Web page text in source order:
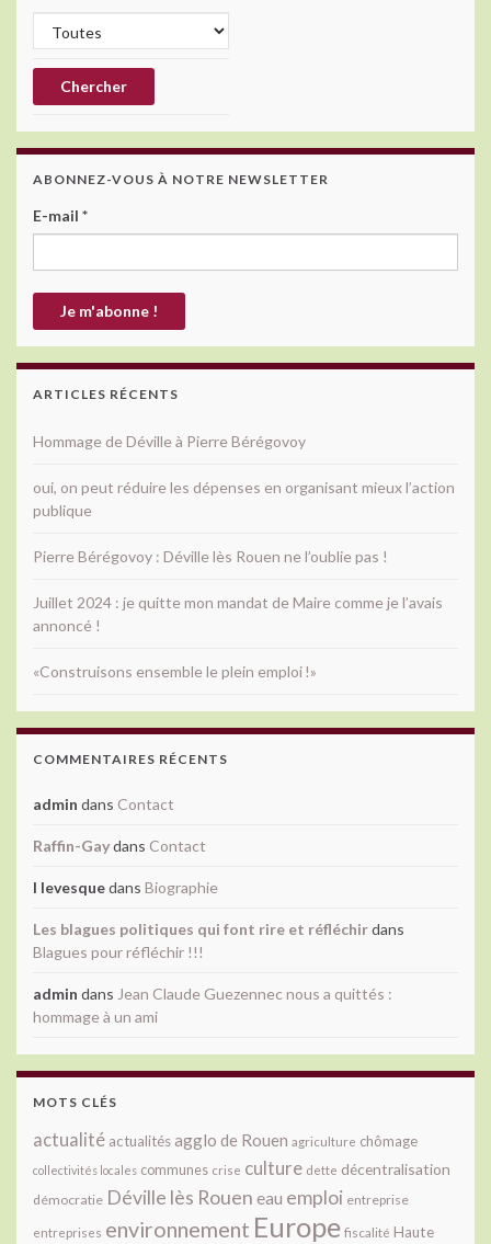
ABONNEZ-VOUS À NOTRE NEWSLETTER
E-mail *
ARTICLES RÉCENTS
Hommage de Déville à Pierre Bérégovoy
oui, on peut réduire les dépenses en organisant mieux l’action
publique
Pierre Bérégovoy : Déville lès Rouen ne l’oublie pas !
Juillet 2024 : je quitte mon mandat de Maire comme je l’avais
annoncé !
«Construisons ensemble le plein emploi !»
COMMENTAIRES RÉCENTS
admin dans Contact
Raffin-Gaydans Contact
l levesquedans Biographie
Les blagues politiques qui font rire et réfléchirdans
Blagues pour réfléchir !!!
admin dans Jean Claude Guezennec nous a quittés :
hommage à un ami
MOTS CLÉS
actualité actualitésagglo de Rouen agriculture chômage
collectivités locales communes crise culture dette décentralisation
démocratie Déville lès Rouen eau emploi entreprise
entreprises environnement Europe fiscalité Haute